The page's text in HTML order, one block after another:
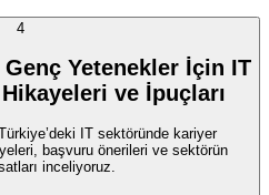
4
Genç Yetenekler İçin IT
ve İpuçları
IT sektöründe kariyer
başvuru önerileri ve sektörün
inceliyoruz.